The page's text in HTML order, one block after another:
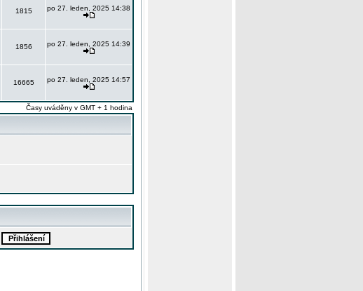
1815 po 27. leden, 2025 14:38
1856 po 27. leden, 2025 14:39
16665 po 27. leden, 2025 14:57
Časy uváděny v GMT + 1 hodina